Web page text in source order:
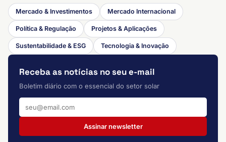
Mercado & Investimentos Mercado Internacional
Política & Regulação Projetos & Aplicações
Sustentabilidade & ESG Tecnologia & Inovação
Receba as notícias no seu e-mail
Boletim diário com o essencial do setor solar
Assinar newsletter